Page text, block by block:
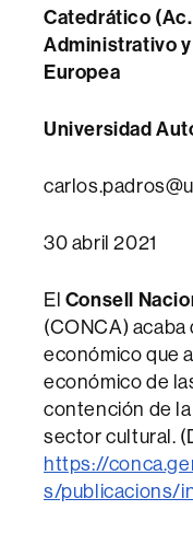
Catedrático
Administrativo
Europea
Universidad
30 abril 2021
El Consell
(CONCA)
económico que
económico de
contención de la
sector cultural.
https://
s/publicacions/